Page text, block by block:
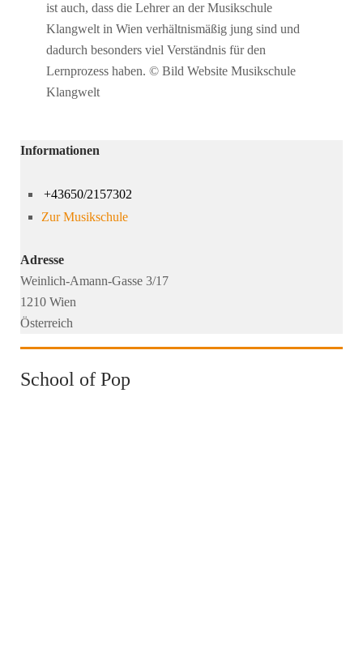
ist auch, dass die Lehrer an der Musikschule
Klangwelt in Wien verhältnismäßig jung sind und
dadurch besonders viel Verständnis für den
Lernprozess haben. © Bild Website Musikschule
Klangwelt
Informationen
+43650/2157302
Zur Musikschule
Adresse
Weinlich-Amann-Gasse 3/17
1210 Wien
Österreich
School of Pop